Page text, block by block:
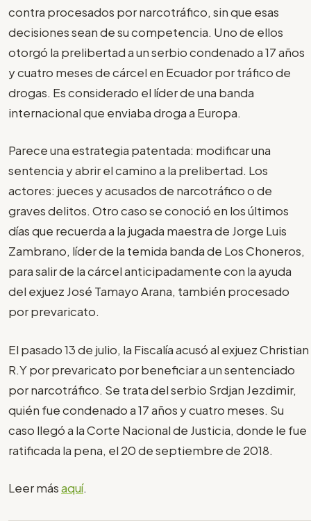
contra procesados por narcotráfico, sin que esas
decisiones sean de su competencia. Uno de ellos
otorgó la prelibertad a un serbio condenado a 17 años
y cuatro meses de cárcel en Ecuador por tráfico de
drogas. Es considerado el líder de una banda
internacional que enviaba droga a Europa.
Parece una estrategia patentada: modificar una
sentencia y abrir el camino a la prelibertad. Los
actores: jueces y acusados de narcotráfico o de
graves delitos. Otro caso se conoció en los últimos
días que recuerda a la jugada maestra de Jorge Luis
Zambrano, líder de la temida banda de Los Choneros,
para salir de la cárcel anticipadamente con la ayuda
del exjuez José Tamayo Arana, también procesado
por prevaricato.
El pasado 13 de julio, la Fiscalía acusó al exjuez Christian
R.Y por prevaricato por beneficiar a un sentenciado
por narcotráfico. Se trata del serbio Srdjan Jezdimir,
quién fue condenado a 17 años y cuatro meses. Su
caso llegó a la Corte Nacional de Justicia, donde le fue
ratificada la pena, el 20 de septiembre de 2018.
Leer másaquí.